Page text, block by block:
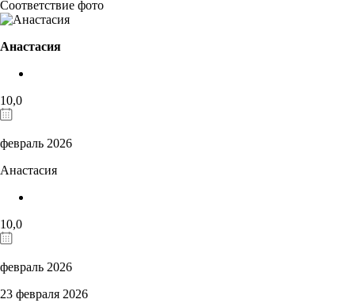
Соответствие фото
Анастасия
10,0
февраль 2026
Анастасия
10,0
февраль 2026
23 февраля 2026